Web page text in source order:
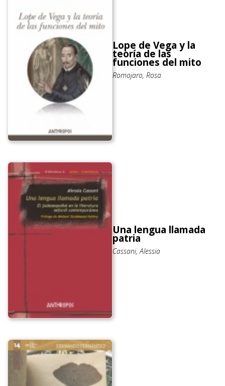
Lope de Vega y la
teoría de las
funciones del mito
Romojaro, Rosa
Una lengua llamada
patria
Cassani, Alessia